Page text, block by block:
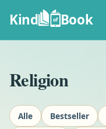
Kind of Book
Religion
Alle Bestseller